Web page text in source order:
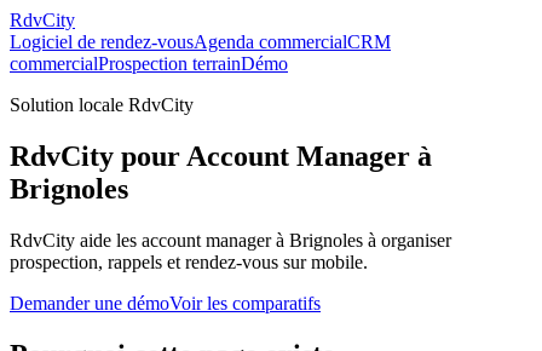
RdvCity
Logiciel de rendez-vousAgenda commercialCRM
commercialProspection terrainDémo
Solution locale RdvCity
RdvCity pour Account Manager à
Brignoles
RdvCity aide les account manager à Brignoles à organiser
prospection, rappels et rendez-vous sur mobile.
Demander une démoVoir les comparatifs